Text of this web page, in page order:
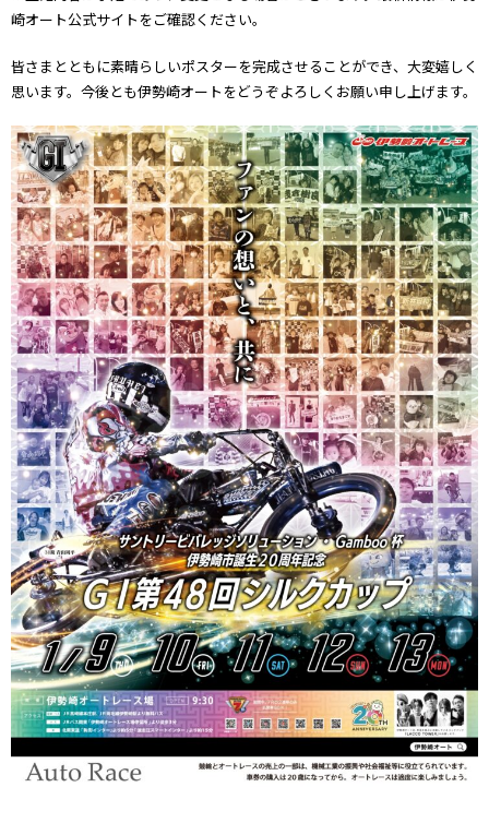
崎オート公式サイトをご確認ください。
皆さまとともに素晴らしいポスターを完成させることができ、大変嬉しく
思います。今後とも伊勢崎オートをどうぞよろしくお願い申し上げます。